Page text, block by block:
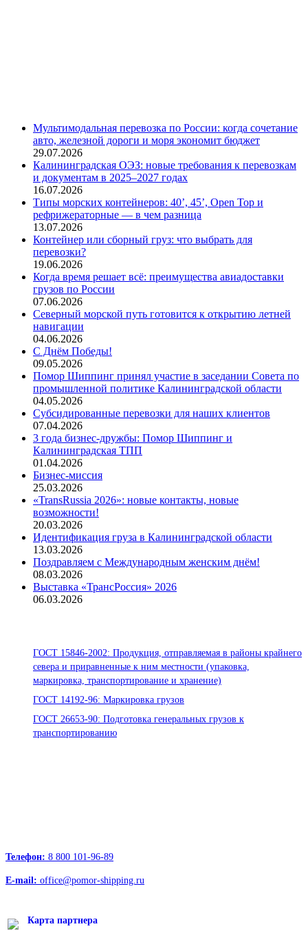
Мультимодальная перевозка по России: когда сочетание
авто, железной дороги и моря экономит бюджет
29.07.2026
Калининградская ОЭЗ: новые требования к перевозкам
и документам в 2025–2027 годах
16.07.2026
Типы морских контейнеров: 40’, 45’, Open Top и
рефрижераторные — в чем разница
13.07.2026
Контейнер или сборный груз: что выбрать для
перевозки?
19.06.2026
Когда время решает всё: преимущества авиадоставки
грузов по России
07.06.2026
Северный морской путь готовится к открытию летней
навигации
04.06.2026
С Днём Победы!
09.05.2026
Помор Шиппинг принял участие в заседании Совета по
промышленной политике Калининградской области
04.05.2026
Субсидированные перевозки для наших клиентов
07.04.2026
3 года бизнес-дружбы: Помор Шиппинг и
Калининградская ТПП
01.04.2026
Бизнес-миссия
25.03.2026
«TransRussia 2026»: новые контакты, новые
возможности!
20.03.2026
Идентификация груза в Калининградской области
13.03.2026
Поздравляем с Международным женским днём!
08.03.2026
Выставка «ТрансРоссия» 2026
06.03.2026
ГОСТ 15846-2002: Продукция, отправляемая в районы крайнего
севера и приравненные к ним местности (упаковка,
маркировка, транспортирование и хранение)
ГОСТ 14192-96: Маркировка грузов
ГОСТ 26653-90: Подготовка генеральных грузов к
транспортированию
Телефон: 8 800 101-96-89
E-mail: office@pomor-shipping.ru
Карта партнера